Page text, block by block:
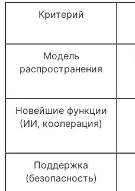
Критерий
Модель
распространения
Новейшие функции
(ИИ, кооперация)
Поддержка
(безопасность)